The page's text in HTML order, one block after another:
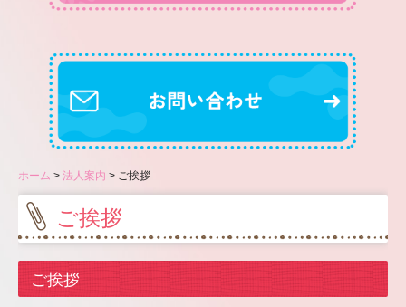
ご挨拶
法人概要
沿革
情報公開
お知らせ
青森エリア
ハピネスながわ
ホーム 法人案内 ご挨拶
ご挨拶
ご挨拶